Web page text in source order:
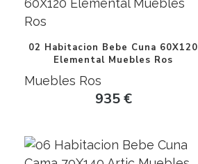
02 Habitacion Bebe Cuna 60X120
Elemental Muebles Ros
Muebles Ros
935€